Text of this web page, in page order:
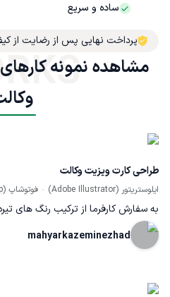
ساده و سریع
پرداخت نهایی پس از رضایت از
مشاهده نمونه
طراحی کارت ویزیت وکالت
ایلوستریتور (Adobe Illustrator) فوتوشاپ (Photoshop)
به سفارش کارفرما از ترکیب رنگ های
به درخواست کارفرما کارت در ساده
mahyarkazeminezhad